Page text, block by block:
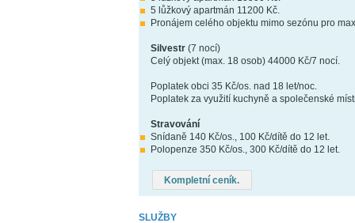
5 lůžkový apartmán 11200 Kč.
Pronájem celého objektu mimo sezónu pro
Silvestr (7 nocí)
Celý objekt (max. 18 osob) 44000 Kč/7 nocí.
Poplatek obci 35 Kč/os. nad 18 let/noc.
Poplatek za využití kuchyně a společenské
Stravování
Snídaně 140 Kč/os., 100 Kč/dítě do 12 let.
Polopenze 350 Kč/os., 300 Kč/dítě do 12 let.
Kompletní ceník.
SLUŽBY